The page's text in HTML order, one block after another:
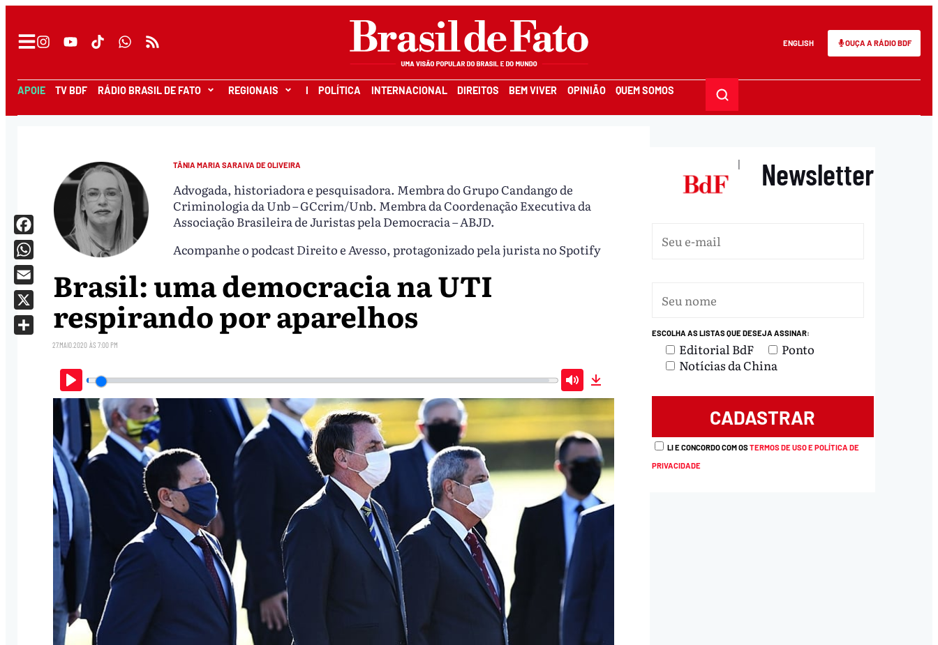
ENGLISH OUÇA A RÁDIO BDF
APOIE TV BDF RÁDIO BRASIL DE FATO REGIONAIS I POLÍTICA INTERNACIONAL DIREITOS BEM VIVER OPINIÃO QUEM SOMOS
TÂNIA MARIA SARAIVA DE OLIVEIRA
Advogada, historiadora e pesquisadora. Membra do Grupo Candango de
Criminologia da Unb – GCcrim/Unb. Membra da Coordenação Executiva da
Associação Brasileira de Juristas pela Democracia – ABJD.
Acompanhe o podcast Direito e Avesso, protagonizado pela jurista no Spotify
Brasil: uma democracia na UTI
respirando por aparelhos
27.MAIO.2020 ÀS 7:00 PM
Play MuteDownload
Facebook
WhatsApp
Email
X
| Newsletter
ESCOLHA AS LISTAS QUE DESEJA ASSINAR:
Editorial BdF
Ponto
Notícias da China
LI E CONCORDO COM OSTERMOS DE USO E POLÍTICA DE
PRIVACIDADE